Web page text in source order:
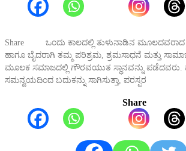
Share ಒಂದು ಕಾಲದಲ್ಲಿ ತುಳುನಾಡಿನ ಮೂಲದವರಾದ
ಹಾಗೂ ಬೈದರಾಗಿ ತಮ್ಮ ಪರಿಶ್ರಮ, ಶ್ರಮಸಾಧನೆ ಮತ್ತು
ಮೂಲಕ ಸಮಾಜದಲ್ಲಿ ಗೌರವಯುತ ಸ್ಥಾನವನ್ನು ಪಡೆದವರು.
ಸಮನ್ವಯದಿಂದ ಬದುಕನ್ನು ಸಾಗಿಸುತ್ತಾ, ಪರಸ್ಪರ
Share